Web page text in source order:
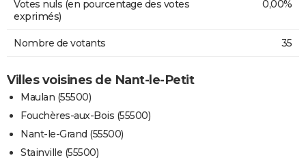
Votes nuls (en pourcentage des votes
exprimés)
0,00%
Nombre de votants 35
Villes voisines de Nant-le-Petit
Maulan (55500)
Fouchères-aux-Bois (55500)
Nant-le-Grand (55500)
Stainville (55500)